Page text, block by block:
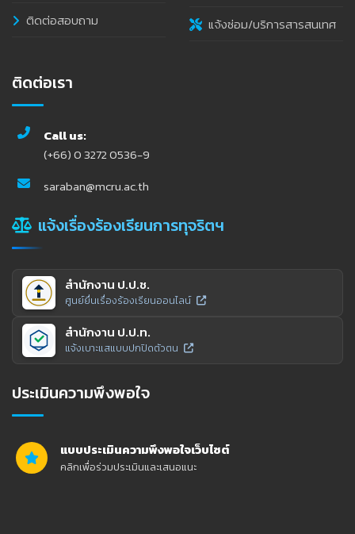
ติดต่อสอบถาม
แจ้งซ่อม/บริการสารสนเทศ
ติดต่อเรา
Call us:
(+66) 0 3272 0536-9
saraban@mcru.ac.th
แจ้งเรื่องร้องเรียนการทุจริตฯ
สำนักงาน ป.ป.ช.
ศูนย์ยื่นเรื่องร้องเรียนออนไลน์
สำนักงาน ป.ป.ท.
แจ้งเบาะแสแบบปกปิดตัวตน
ประเมินความพึงพอใจ
แบบประเมินความพึงพอใจเว็บไซต์
คลิกเพื่อร่วมประเมินและเสนอแนะ